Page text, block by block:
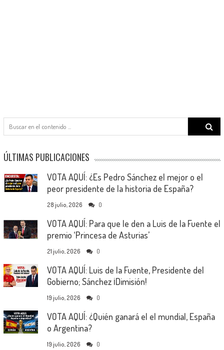
Search
for:
ÚLTIMAS PUBLICACIONES
VOTA AQUÍ: ¿Es Pedro Sánchez el mejor o el
peor presidente de la historia de España?
28 julio, 2026 0
VOTA AQUÍ: Para que le den a Luis de la Fuente el
premio ‘Princesa de Asturias’
21 julio, 2026 0
VOTA AQUÍ: Luis de la Fuente, Presidente del
Gobierno; Sánchez ¡Dimisión!
19 julio, 2026 0
VOTA AQUÍ: ¿Quién ganará el el mundial, España
o Argentina?
19 julio, 2026 0